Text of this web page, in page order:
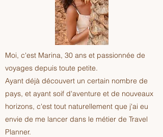
Moi, c'est Marina, 30 ans et passionnée de
voyages depuis toute petite.
Ayant déjà découvert un certain nombre de
pays, et ayant soif d'aventure et de nouveaux
horizons, c'est tout naturellement que j'ai eu
envie de me lancer dans le métier de Travel
Planner.